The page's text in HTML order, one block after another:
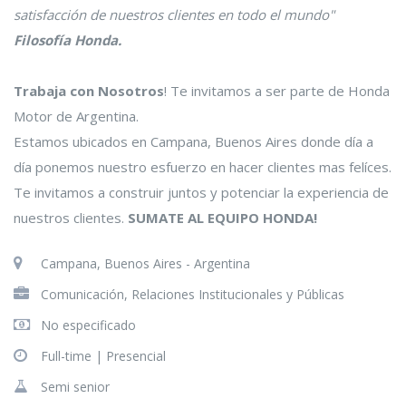
satisfacción de nuestros clientes en todo el mundo"
Filosofía Honda.
Trabaja con Nosotros! Te invitamos a ser parte de Honda
Motor de Argentina.
Estamos ubicados en Campana, Buenos Aires donde día a
día ponemos nuestro esfuerzo en hacer clientes mas felíces.
Te invitamos a construir juntos y potenciar la experiencia de
nuestros clientes. SUMATE AL EQUIPO HONDA!
Campana, Buenos Aires - Argentina
Comunicación, Relaciones Institucionales y Públicas
No especificado
Full-time | Presencial
Semi senior